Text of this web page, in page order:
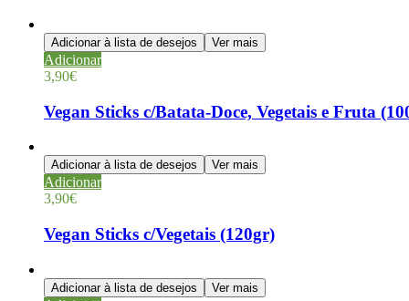
Adicionar à lista de desejos Ver mais
Adicionar
3,90€
Vegan Sticks c/Batata-Doce, Vegetais e Fruta
Adicionar à lista de desejos Ver mais
Adicionar
3,90€
Vegan Sticks c/Vegetais (120gr)
Adicionar à lista de desejos Ver mais